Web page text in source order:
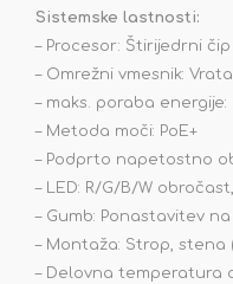
Sistemske lastnosti:
– Procesor: Štirijedrni
– Omrežni vmesnik:
– maks. poraba energije:
– Metoda moči: PoE+
– Podprto napetostno
– LED: R/G/B/W
– Gumb: Ponastavitev
– Montaža: Strop, stena
– Delovna temperatura